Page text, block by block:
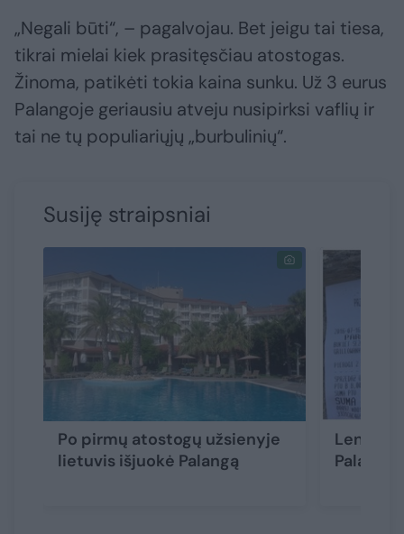
„Negali būti“, – pagalvojau. Bet jeigu tai tiesa,
tikrai mielai kiek prasitęsčiau atostogas.
Žinoma, patikėti tokia kaina sunku. Už 3 eurus
Palangoje geriausiu atveju nusipirksi vaflių ir
tai ne tų populiariųjų „burbulinių“.
Susiję straipsniai
Po pirmų atostogų užsienyje
lietuvis išjuokė Palangą